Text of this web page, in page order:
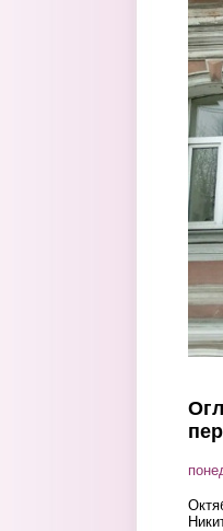
Перейти к основному